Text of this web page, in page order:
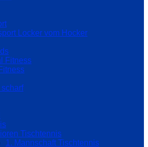
Locker vom Hocker
Fitness
Tischtennis
1. Mannschaft Tischtennis